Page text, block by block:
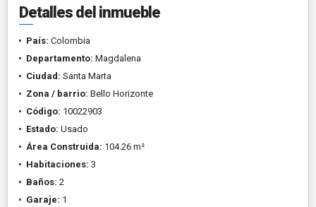
Detalles del inmueble
País: Colombia
Departamento: Magdalena
Ciudad: Santa Marta
Zona / barrio: Bello Horizonte
Código: 10022903
Estado: Usado
Área Construida: 104.26 m²
Habitaciones: 3
Baños: 2
Garaje: 1